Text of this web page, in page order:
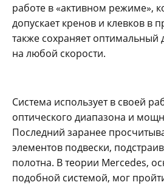
работе в «активном режиме»,
допускает кренов и клевков в
также сохраняет
на любой скорости.
Система использует в своей
оптического диапазона и
Последний заранее
элементов подвески,
полотна. В теории Mercedes,
подобной системой, мог